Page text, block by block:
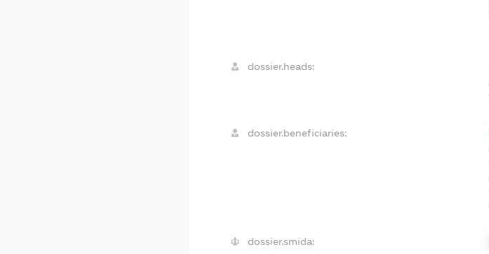
dossier.heads:
dossier.beneficiaries:
dossier.smida: